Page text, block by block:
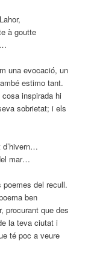
à goutte
una evocació, un
estimo tant.
inspirada hi
sobrietat; i els
d’hivern…
mar…
del recull.
ben
procurant que des
la teva ciutat i
té poc a veure